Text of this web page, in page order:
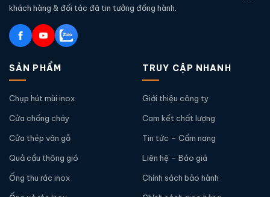
khách hàng & đối tác đã tin tưởng đồng hành.
SẢN PHẨM
Chụp hút mùi inox
Cửa chống cháy
Cửa thép vân gỗ
Quả cầu thông gió
Ống thu rác inox
TRUY CẬP NHANH
Giới thiệu công ty
Cam kết chất lượng
Tin tức – Cẩm nang
Liên hệ – Báo giá
Chính sách bảo hành